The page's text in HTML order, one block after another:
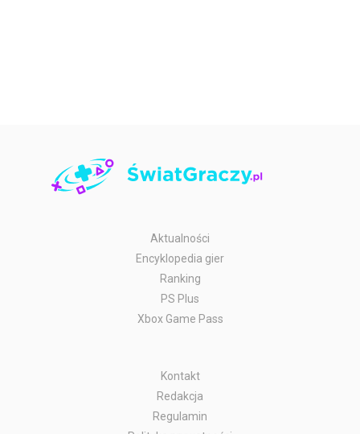
Aktualności
Encyklopedia gier
Ranking
PS Plus
Xbox Game Pass
Kontakt
Redakcja
Regulamin